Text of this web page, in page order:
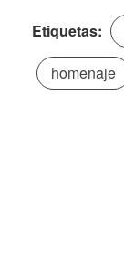
Etiquetas:
homenaje